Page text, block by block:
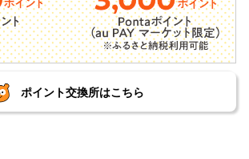
ポイント交換所はこちら